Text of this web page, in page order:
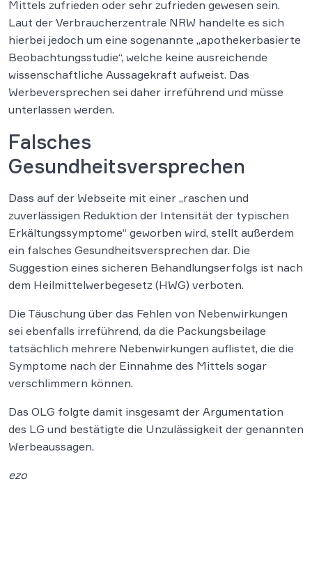
Mittels zufrieden oder sehr zufrieden gewesen sein.
Laut der Verbraucherzentrale NRW handelte es sich
hierbei jedoch um eine sogenannte „apothekerbasierte
Beobachtungsstudie“, welche keine ausreichende
wissenschaftliche Aussagekraft aufweist. Das
Werbeversprechen sei daher irreführend und müsse
unterlassen werden.
Falsches
Gesundheitsversprechen
Dass auf der Webseite mit einer „raschen und
zuverlässigen Reduktion der Intensität der typischen
Erkältungssymptome“ geworben wird, stellt außerdem
ein falsches Gesundheitsversprechen dar. Die
Suggestion eines sicheren Behandlungserfolgs ist nach
dem Heilmittelwerbegesetz (HWG) verboten.
Die Täuschung über das Fehlen von Nebenwirkungen
sei ebenfalls irreführend, da die Packungsbeilage
tatsächlich mehrere Nebenwirkungen auflistet, die die
Symptome nach der Einnahme des Mittels sogar
verschlimmern können.
Das OLG folgte damit insgesamt der Argumentation
des LG und bestätigte die Unzulässigkeit der genannten
Werbeaussagen.
ezo